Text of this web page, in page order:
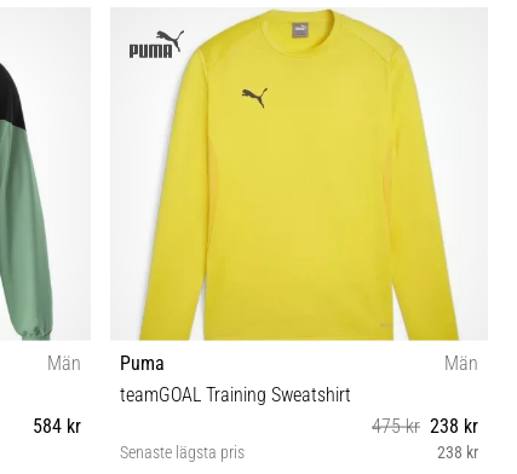
116 128 140 152 164
Män
584 kr
Puma
Män
teamGOAL Training Sweatshirt
475 kr 238 kr
Senaste lägsta pris 238 kr